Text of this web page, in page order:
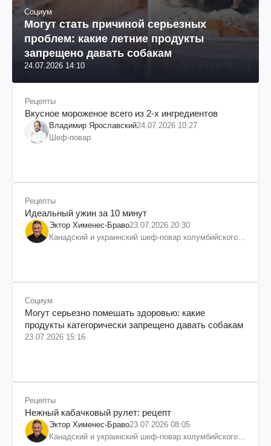
Социум
Могут стать причиной серьезных
проблем: какие летние продукты
запрещено давать собакам
24.07.2026 14:10
Рецепты
Вкусное мороженое всего из 2-х ингредиентов
Владимир Ярославский24.07.2026 10:27
Шеф-повар
Рецепты
Идеальный ужин за 10 минут
Эктор Хименес-Браво23.07.2026 20:30
Канадский и украинский шеф-повар колумбийского
Социум
Могут серьезно помешать здоровью: какие
продукты категорически запрещено давать собакам
23.07.2026 15:16
Рецепты
Нежный кабачковый рулет: рецепт
Эктор Хименес-Браво23.07.2026 08:05
Канадский и украинский шеф-повар колумбийского